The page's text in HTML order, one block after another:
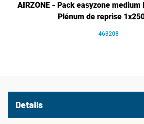
AIRZONE - Pack easyzone medium
Plénum de reprise
463208
Details